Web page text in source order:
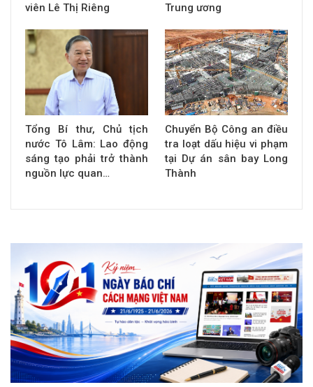
viên Lê Thị Riêng
Trung ương
Tổng Bí thư, Chủ tịch
nước Tô Lâm: Lao động
sáng tạo phải trở thành
nguồn lực quan…
Chuyển Bộ Công an điều
tra loạt dấu hiệu vi phạm
tại Dự án sân bay Long
Thành